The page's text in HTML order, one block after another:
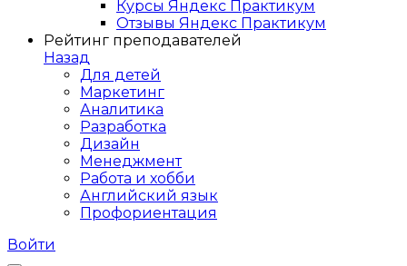
Курсы Яндекс Практикум
Отзывы Яндекс Практикум
Рейтинг преподавателей
Назад
Для детей
Маркетинг
Аналитика
Разработка
Дизайн
Менеджмент
Работа и хобби
Английский язык
Профориентация
Войти